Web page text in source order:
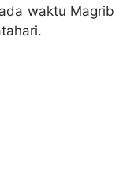
waktu Magrib